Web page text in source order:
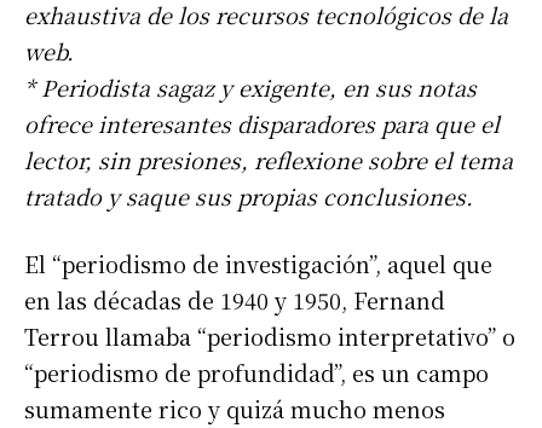
exhaustiva de los recursos tecnológicos de la
web.
* Periodista sagaz y exigente, en sus notas
ofrece interesantes disparadores para que el
lector, sin presiones, reflexione sobre el tema
tratado y saque sus propias conclusiones.
El “periodismo de investigación”, aquel que
en las décadas de 1940 y 1950, Fernand
Terrou llamaba “periodismo interpretativo” o
“periodismo de profundidad”, es un campo
sumamente rico y quizá mucho menos